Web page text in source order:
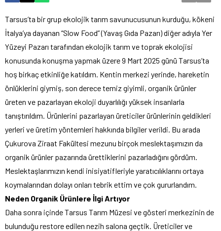
Tarsus’ta bir grup ekolojik tarım savunucusunun kurduğu, kökeni
İtalya’ya dayanan “Slow Food” (Yavaş Gıda Pazarı) diğer adıyla Yer
Yüzeyi Pazarı tarafından ekolojik tarım ve toprak ekolojisi
konusunda konuşma yapmak üzere 9 Mart 2025 günü Tarsus’ta
hoş birkaç etkinliğe katıldım. Kentin merkezi yerinde, hareketin
önlüklerini giymiş, son derece temiz giyimli, organik ürünler
üreten ve pazarlayan ekoloji duyarlılığı yüksek insanlarla
tanıştırıldım. Ürünlerini pazarlayan üreticiler ürünlerinin geldikleri
yerleri ve üretim yöntemleri hakkında bilgiler verildi. Bu arada
Çukurova Ziraat Fakültesi mezunu birçok meslektaşımızın da
organik ürünler pazarında ürettiklerini pazarladığını gördüm.
Meslektaşlarımızın kendi inisiyatifleriyle yaratıcılıklarını ortaya
koymalarından dolayı onları tebrik ettim ve çok gururlandım.
Neden Organik Ürünlere İlgi Artıyor
Daha sonra içinde Tarsus Tarım Müzesi ve gösteri merkezinin de
bulunduğu restore edilen nezih salona geçtik. Üreticiler ve